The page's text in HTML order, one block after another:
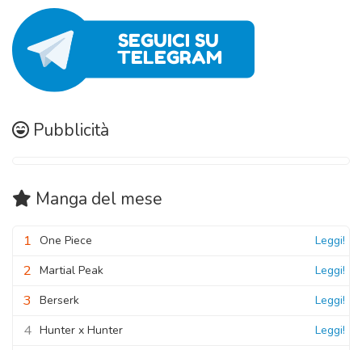
Pubblicità
Manga del mese
1 One Piece Leggi!
2 Martial Peak Leggi!
3 Berserk Leggi!
4 Hunter x Hunter Leggi!